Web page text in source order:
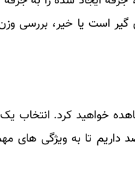
است یا خیر، بررسی
خواهید کرد. انتخاب
تا به ویژگی های